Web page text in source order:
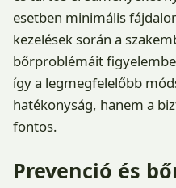
esetben minimális
kezelések során a
bőrproblémáit
így a legmegfelelőbb
hatékonyság, hanem a
fontos.
Prevenció és